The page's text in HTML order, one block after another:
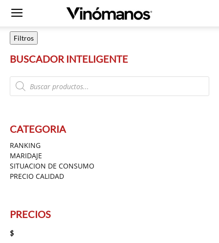
Filtros
BUSCADOR INTELIGENTE
Products
search
CATEGORIA
RANKING
MARIDAJE
SITUACION DE CONSUMO
PRECIO CALIDAD
PRECIOS
$